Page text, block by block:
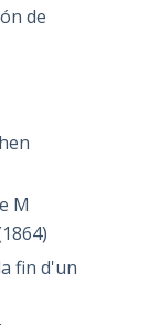
de
M
fin d'un